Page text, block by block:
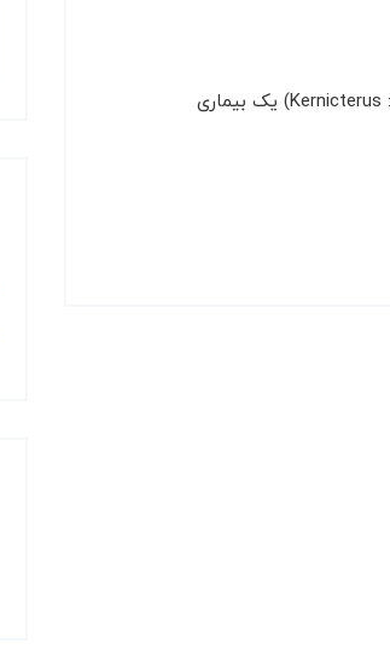
کرن ایکتروس (Kernicterus) چیست؟ کرن ایکتروس (به انگلیسی: Kernicterus) یک بیماری